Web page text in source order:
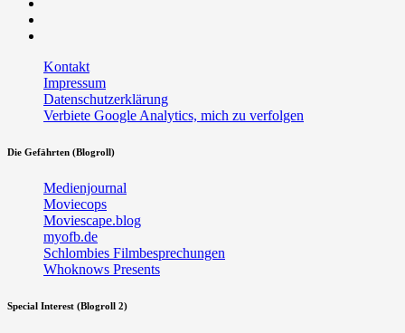
Kontakt
Impressum
Datenschutzerklärung
Verbiete Google Analytics, mich zu verfolgen
Die Gefährten (Blogroll)
Medienjournal
Moviecops
Moviescape.blog
myofb.de
Schlombies Filmbesprechungen
Whoknows Presents
Special Interest (Blogroll 2)